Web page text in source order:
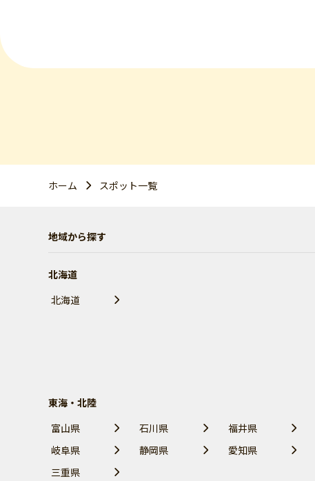
ホーム スポット一覧
地域から探す
北海道
北海道
東海・北陸
富山県
石川県
福井県
岐阜県
静岡県
愛知県
三重県